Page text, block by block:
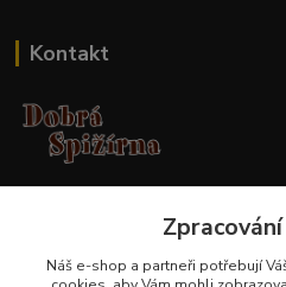
Kontakt
+420 737 551 994
Náš e-shop a partneři potřebují